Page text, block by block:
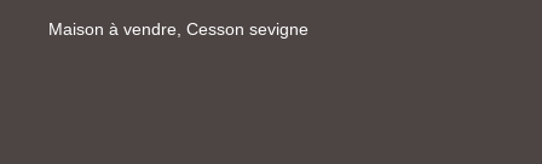
Maison à vendre, Cesson sevigne